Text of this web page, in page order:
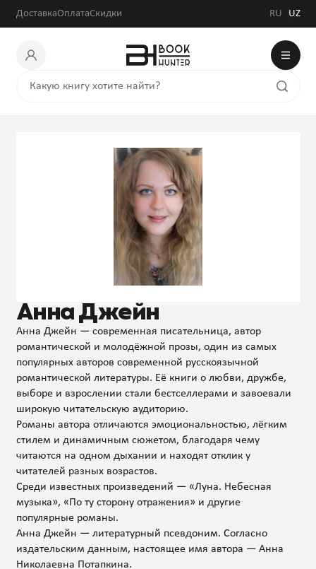
ДоставкаОплатаСкидки RU UZ
Анна Джейн
Анна Джейн — современная писательница, автор
романтической и молодёжной прозы, один из самых
популярных авторов современной русскоязычной
романтической литературы. Её книги о любви, дружбе,
выборе и взрослении стали бестселлерами и завоевали
широкую читательскую аудиторию.
Романы автора отличаются эмоциональностью, лёгким
стилем и динамичным сюжетом, благодаря чему
читаются на одном дыхании и находят отклик у
читателей разных возрастов.
Среди известных произведений — «Луна. Небесная
музыка», «По ту сторону отражения» и другие
популярные романы.
Анна Джейн — литературный псевдоним. Согласно
издательским данным, настоящее имя автора — Анна
Николаевна Потапкина.